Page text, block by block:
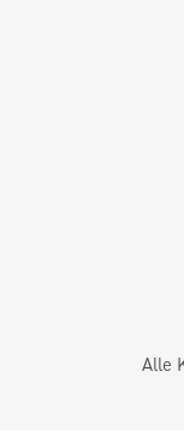
Alle